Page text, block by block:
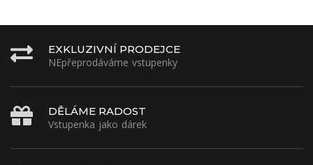
EXKLUZIVNÍ PRODEJCE
NEpřeprodáváme vstupenky
DĚLÁME RADOST
Vstupenka jako dárek